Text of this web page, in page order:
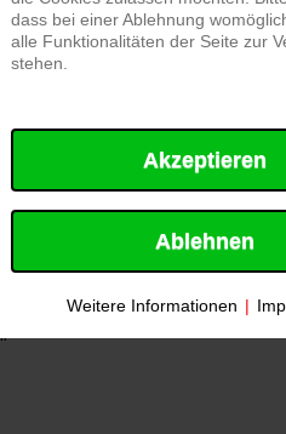
Nach Erkundung des
dass bei einer Ablehnung
alle Funktionalitäten der Seite zur
stehen.
Akzeptieren
Ablehnen
Weitere Informationen |